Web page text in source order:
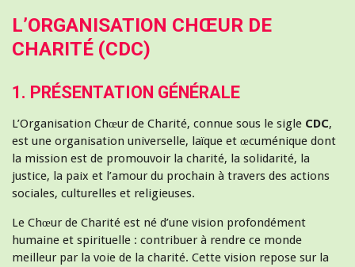
L’ORGANISATION CHŒUR DE
CHARITÉ (CDC)
1. PRÉSENTATION GÉNÉRALE
L’Organisation Chœur de Charité, connue sous le sigle CDC,
est une organisation universelle, laïque et œcuménique dont
la mission est de promouvoir la charité, la solidarité, la
justice, la paix et l’amour du prochain à travers des actions
sociales, culturelles et religieuses.
Le Chœur de Charité est né d’une vision profondément
humaine et spirituelle : contribuer à rendre ce monde
meilleur par la voie de la charité. Cette vision repose sur la